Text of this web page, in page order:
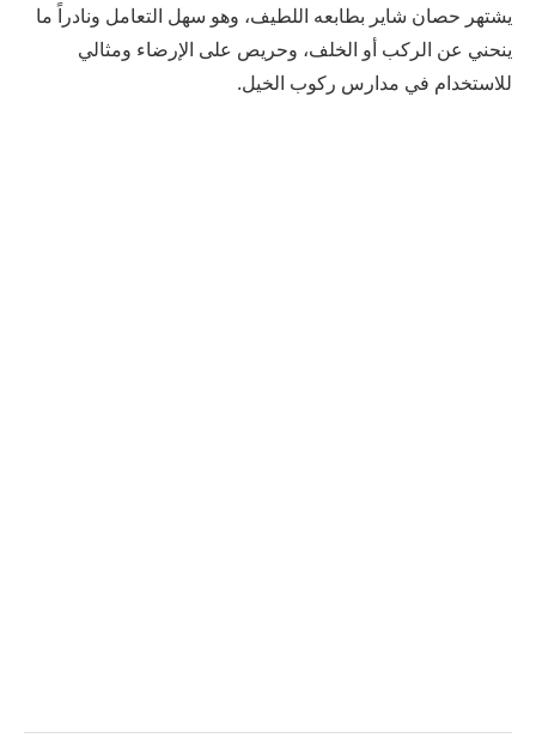
يشتهر حصان شاير بطابعه اللطيف، وهو سهل التعامل ونادراً ما
ينحني عن الركب أو الخلف، وحريص على الإرضاء ومثالي
للاستخدام في مدارس ركوب الخيل.